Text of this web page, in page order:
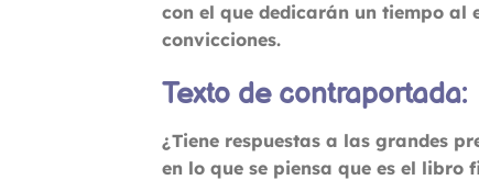
con el que dedicarán un tiempo al
convicciones.
Texto de contraportada:
¿Tiene respuestas a las grandes
en lo que se piensa que es el libro